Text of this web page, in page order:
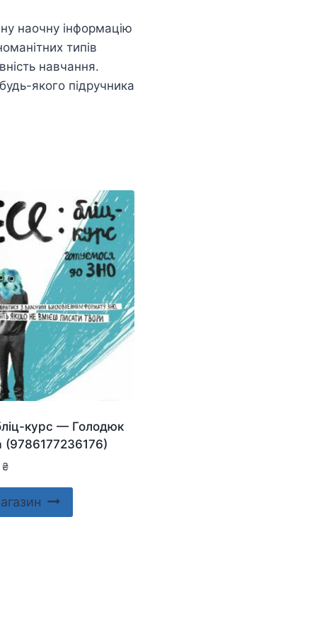
наочну інформацію
типів
навчання.
якого підручника
курс — Голодюк
(9786177236176)
₴